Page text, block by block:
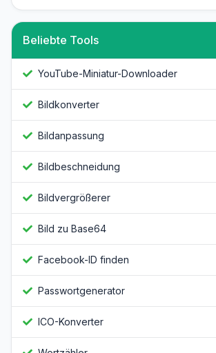
Beliebte Tools
YouTube-Miniatur-Downloader
Bildkonverter
Bildanpassung
Bildbeschneidung
Bildvergrößerer
Bild zu Base64
Facebook-ID finden
Passwortgenerator
ICO-Konverter